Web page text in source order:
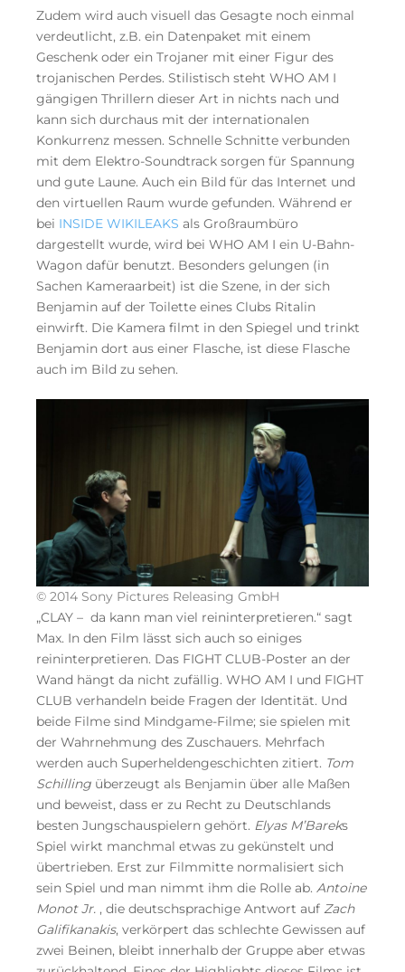
Zudem wird auch visuell das Gesagte noch einmal
verdeutlicht, z.B. ein Datenpaket mit einem
Geschenk oder ein Trojaner mit einer Figur des
trojanischen Perdes. Stilistisch steht WHO AM I
gängigen Thrillern dieser Art in nichts nach und
kann sich durchaus mit der internationalen
Konkurrenz messen. Schnelle Schnitte verbunden
mit dem Elektro-Soundtrack sorgen für Spannung
und gute Laune. Auch ein Bild für das Internet und
den virtuellen Raum wurde gefunden. Während er
bei INSIDE WIKILEAKS als Großraumbüro
dargestellt wurde, wird bei WHO AM I ein U-Bahn-
Wagon dafür benutzt. Besonders gelungen (in
Sachen Kameraarbeit) ist die Szene, in der sich
Benjamin auf der Toilette eines Clubs Ritalin
einwirft. Die Kamera filmt in den Spiegel und trinkt
Benjamin dort aus einer Flasche, ist diese Flasche
auch im Bild zu sehen.
© 2014 Sony Pictures Releasing GmbH
„CLAY – da kann man viel reininterpretieren.“ sagt
Max. In den Film lässt sich auch so einiges
reininterpretieren. Das FIGHT CLUB-Poster an der
Wand hängt da nicht zufällig. WHO AM I und FIGHT
CLUB verhandeln beide Fragen der Identität. Und
beide Filme sind Mindgame-Filme; sie spielen mit
der Wahrnehmung des Zuschauers. Mehrfach
werden auch Superheldengeschichten zitiert. Tom
Schilling überzeugt als Benjamin über alle Maßen
und beweist, dass er zu Recht zu Deutschlands
besten Jungschauspielern gehört. Elyas M’Bareks
Spiel wirkt manchmal etwas zu gekünstelt und
übertrieben. Erst zur Filmmitte normalisiert sich
sein Spiel und man nimmt ihm die Rolle ab. Antoine
Monot Jr. , die deutschsprachige Antwort auf Zach
Galifikanakis, verkörpert das schlechte Gewissen auf
zwei Beinen, bleibt innerhalb der Gruppe aber etwas